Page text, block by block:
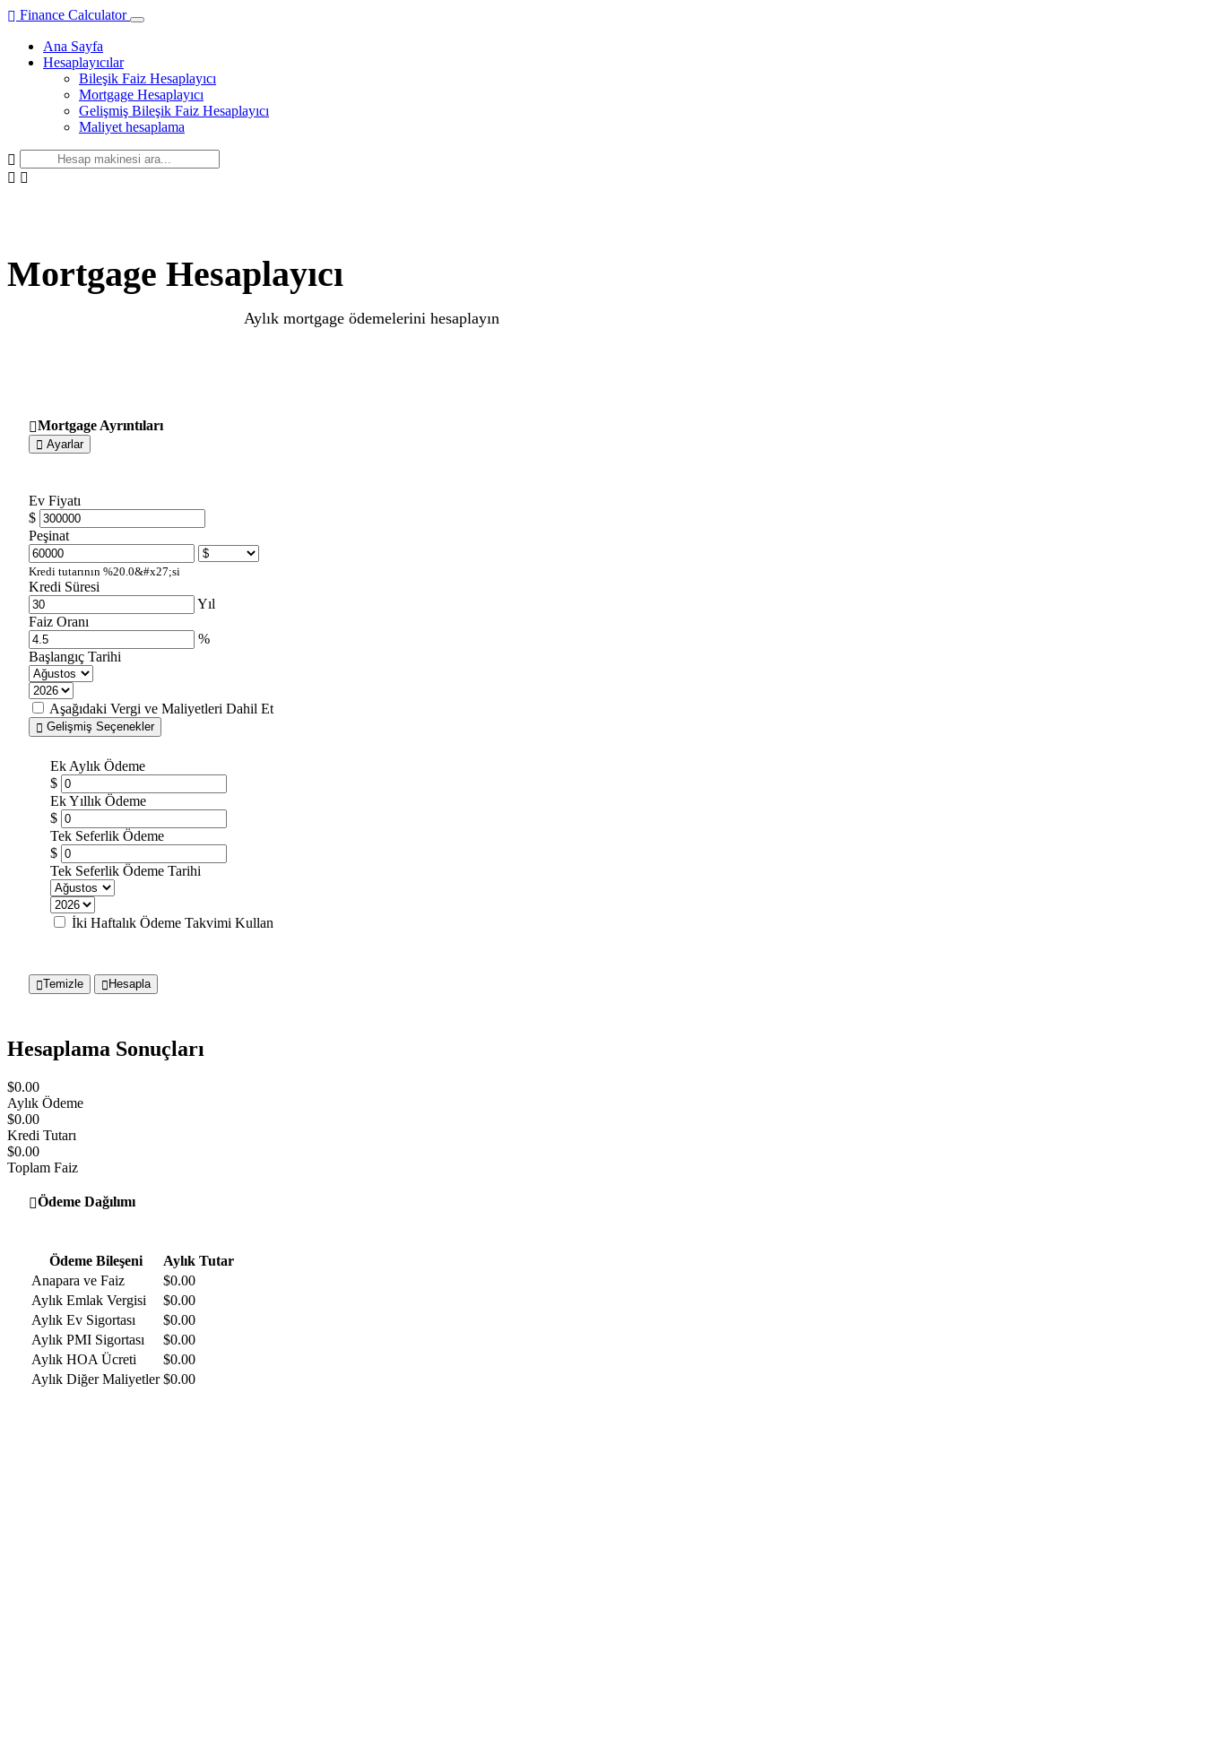
Finance Calculator
Ana Sayfa
Hesaplayıcılar
Bileşik Faiz Hesaplayıcı
Mortgage Hesaplayıcı
Gelişmiş Bileşik Faiz Hesaplayıcı
Maliyet hesaplama
Mortgage Hesaplayıcı
Aylık mortgage ödemelerini hesaplayın
Mortgage Ayrıntıları
Ayarlar
Ev Fiyatı
$
Peşinat
Kredi tutarının %20.0&#x27;si
Kredi Süresi
Yıl
Faiz Oranı
%
Başlangıç Tarihi
Aşağıdaki Vergi ve Maliyetleri Dahil Et
Gelişmiş Seçenekler
Ek Aylık Ödeme
$
Ek Yıllık Ödeme
$
Tek Seferlik Ödeme
$
Tek Seferlik Ödeme Tarihi
İki Haftalık Ödeme Takvimi Kullan
Temizle Hesapla
Hesaplama Sonuçları
$0.00
Aylık Ödeme
$0.00
Kredi Tutarı
$0.00
Toplam Faiz
Ödeme Dağılımı
Ödeme Bileşeni
Aylık Tutar
Anapara ve Faiz
$0.00
Aylık Emlak Vergisi
$0.00
Aylık Ev Sigortası
$0.00
Aylık PMI Sigortası
$0.00
Aylık HOA Ücreti
$0.00
Aylık Diğer Maliyetler $0.00